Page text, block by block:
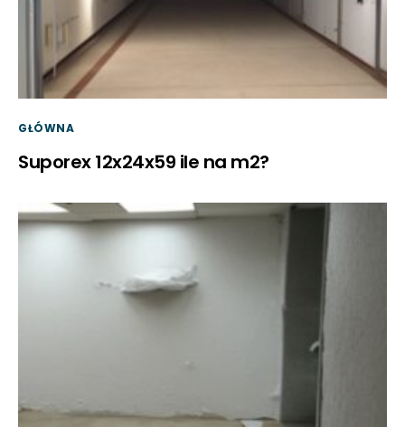
GŁÓWNA
Suporex 12x24x59 ile na m2?